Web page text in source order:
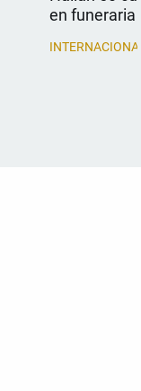
en funeraria